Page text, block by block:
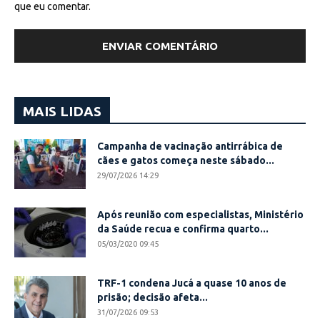
que eu comentar.
MAIS LIDAS
Campanha de vacinação antirrábica de
cães e gatos começa neste sábado...
29/07/2026 14:29
Após reunião com especialistas, Ministério
da Saúde recua e confirma quarto...
05/03/2020 09:45
TRF-1 condena Jucá a quase 10 anos de
prisão; decisão afeta...
31/07/2026 09:53